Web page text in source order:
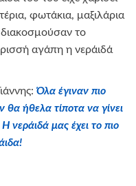
φωτάκια, μαξιλάρια
το
αγάπη η νεράιδά
Όλα έγιναν πιο
θα ήθελα τίποτα να γίνει
Η νεράιδά μας έχει το πιο